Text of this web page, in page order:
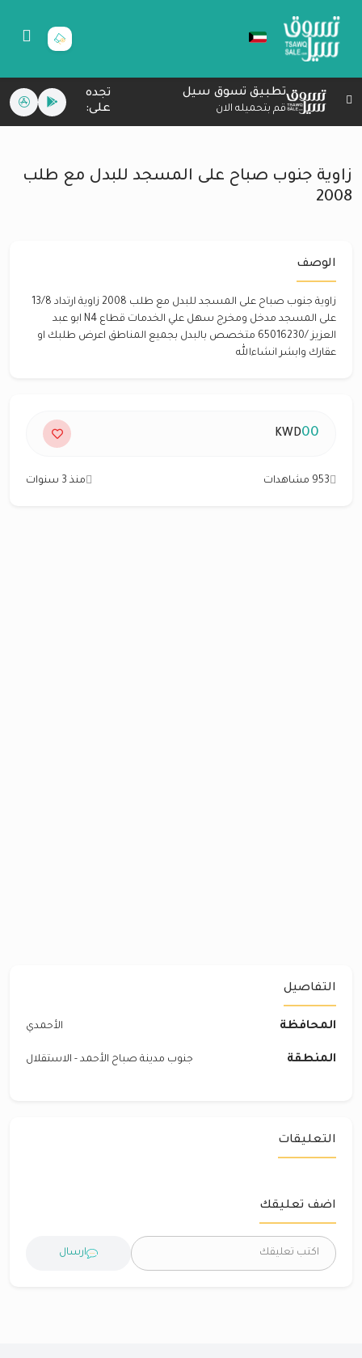
تطبيق تسوق سيل
قم بتحميله الان
تجده
على:
زاوية جنوب صباح على المسجد للبدل مع طلب
2008
الوصف
زاوية جنوب صباح على المسجد للبدل مع طلب 2008 زاوية ارتداد 13/8
على المسجد مدخل ومخرج سهل علي الخدمات قطاع N4 ابو عبد
العزيز /65016230 متخصص بالبدل بجميع المناطق اعرض طلبك او
عقارك وابشر انشاءالله
00
KWD
953 مشاهدات منذ 3 سنوات
التفاصيل
المحافظة الأحمدي
المنطقة جنوب مدينة صباح الأحمد - الاستقلال
التعليقات
اضف تعليقك
ارسال